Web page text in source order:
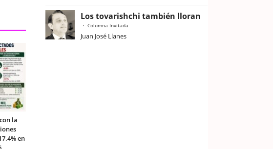
la
en
Los tovarishchi también lloran
Columna Invitada
Juan José Llanes